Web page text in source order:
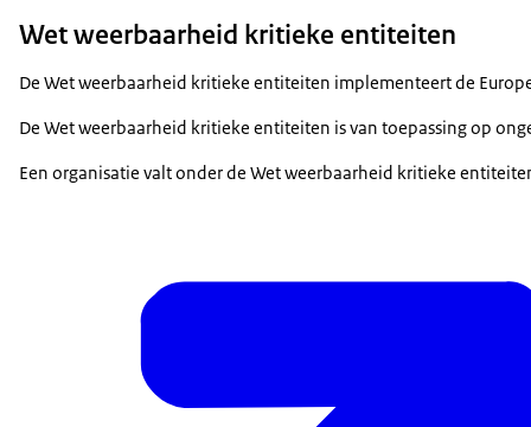
Wet weerbaarheid kritieke entiteiten
De Wet weerbaarheid kritieke entiteiten implementeert de
De Wet weerbaarheid kritieke entiteiten is van toepassing op
Een organisatie valt onder de Wet weerbaarheid kritieke